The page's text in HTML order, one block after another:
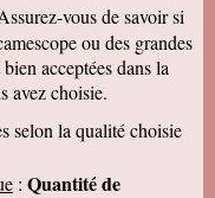
de votre
de votre
doit vous
vous de savoir si
ou des grandes
acceptées dans la
avez choisie.
selon la qualité choisie
: Quantité de